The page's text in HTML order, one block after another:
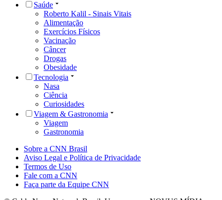
Saúde
Roberto Kalil - Sinais Vitais
Alimentação
Exercícios Físicos
Vacinação
Câncer
Drogas
Obesidade
Tecnologia
Nasa
Ciência
Curiosidades
Viagem & Gastronomia
Viagem
Gastronomia
Sobre a CNN Brasil
Aviso Legal e Política de Privacidade
Termos de Uso
Fale com a CNN
Faça parte da Equipe CNN